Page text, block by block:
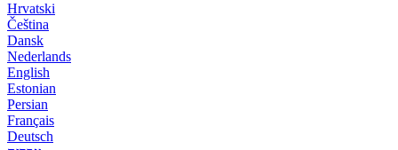
Hrvatski
Čeština
Dansk
Nederlands
English
Estonian
Persian
Français
Deutsch